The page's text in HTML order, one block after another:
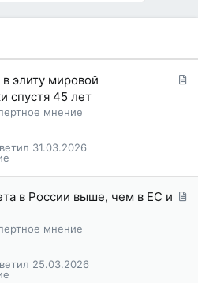
С
элиту мировой
спустя 45 лет
мнение
31.03.2026
С
в России выше, чем в ЕС и
мнение
25.03.2026